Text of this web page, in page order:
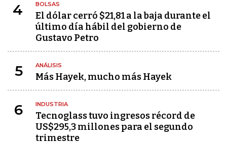
4 BOLSAS
El dólar cerró $21,81 a la baja durante el
último día hábil del gobierno de
Gustavo Petro
5 ANÁLISIS
Más Hayek, mucho más Hayek
6 INDUSTRIA
Tecnoglass tuvo ingresos récord de
US$295,3 millones para el segundo
trimestre